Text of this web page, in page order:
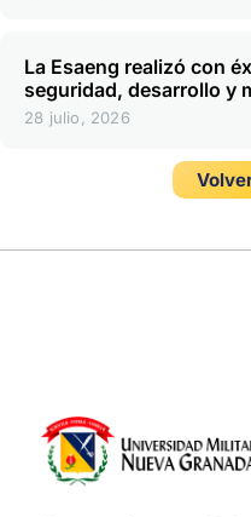
La Esaeng realizó con
seguridad, desarrollo y
28 julio, 2026